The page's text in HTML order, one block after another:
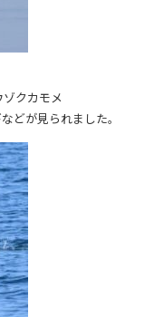
クカモメ
どが見られました。